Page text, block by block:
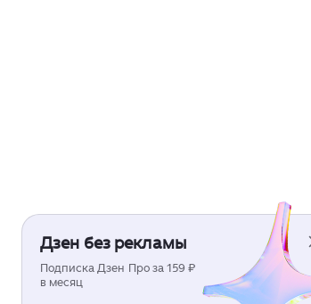
Дзен без рекламы
Подписка Дзен Про за 159 ₽
в месяц